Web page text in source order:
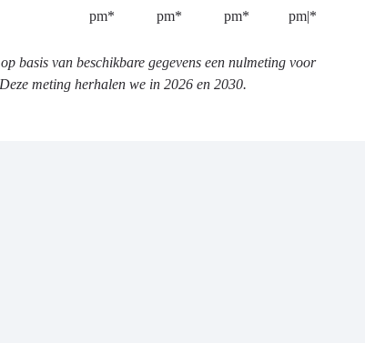
pm* pm* pm* pm|*
basis van beschikbare gegevens een nulmeting voor
meting herhalen we in 2026 en 2030.